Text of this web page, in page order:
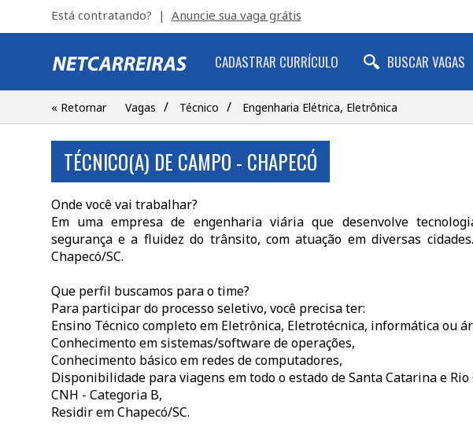
Está contratando? | Anuncie sua vaga grátis
CADASTRAR CURRÍCULO BUSCAR VAGAS
« Retornar Vagas / Técnico / Engenharia Elétrica, Eletrônica
TÉCNICO(A) DE CAMPO - CHAPECÓ
Onde você vai trabalhar?
Em uma empresa de engenharia viária que desenvolve
segurança e a fluidez do trânsito, com atuação em diversas
Chapecó/SC.
Que perfil buscamos para o time?
Para participar do processo seletivo, você precisa ter:
Ensino Técnico completo em Eletrônica, Eletrotécnica, informática ou
Conhecimento em sistemas/software de operações,
Conhecimento básico em redes de computadores,
Disponibilidade para viagens em todo o estado de Santa Catarina e Rio
CNH - Categoria B,
Residir em Chapecó/SC.